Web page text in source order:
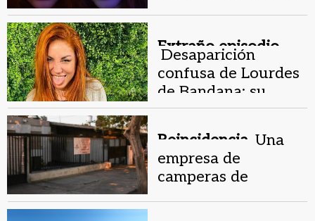
de levantar"
Extraño episodio.
Desaparición
confusa de Lourdes
de Bandana: su
madre la denunció,
Reincidencia. Una
empresa de
camperas de